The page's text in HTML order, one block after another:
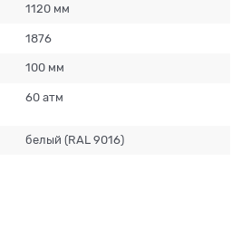
1120 мм
1876
100 мм
60 атм
белый (RAL 9016)